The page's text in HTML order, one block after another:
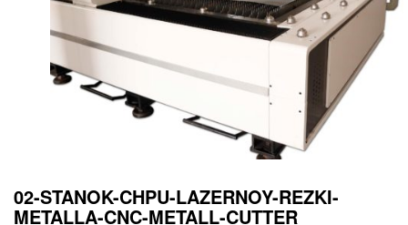
02-STANOK-CHPU-LAZERNOY-REZKI-
METALLA-CNC-METALL-CUTTER